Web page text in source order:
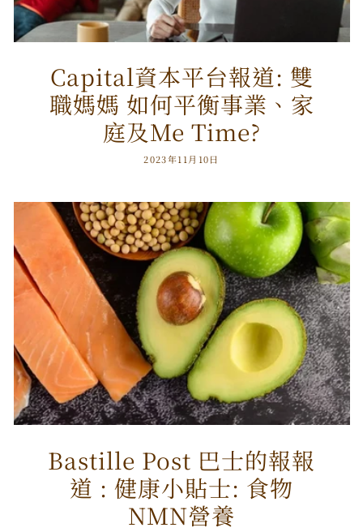
Capital資本平台報道: 雙
職媽媽 如何平衡事業、家
庭及Me Time?
2023年11月10日
Bastille Post 巴士的報報
道 : 健康小貼士: 食物
NMN營養